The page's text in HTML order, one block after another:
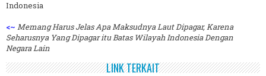
Indonesia
<~ Memang Harus Jelas Apa Maksudnya Laut Dipagar, Karena
Seharusnya Yang Dipagar itu Batas Wilayah Indonesia Dengan
Negara Lain
LINK TERKAIT